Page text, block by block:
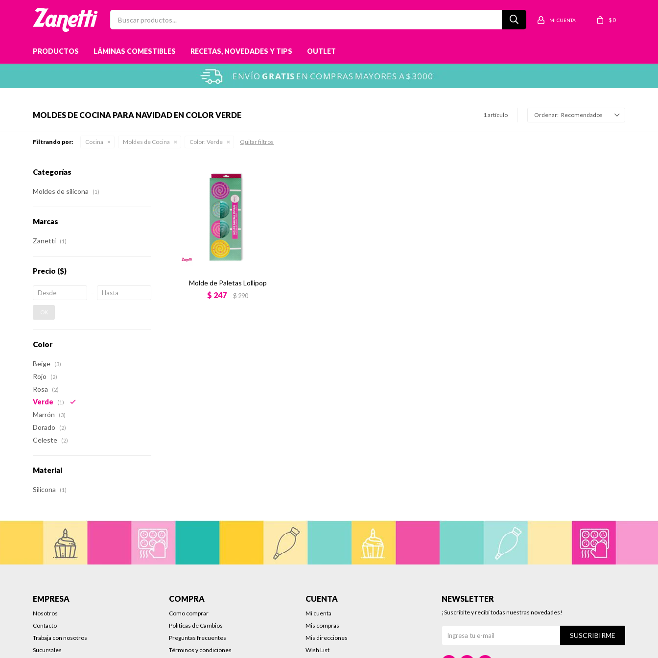
PRODUCTOS LÁMINAS COMESTIBLES RECETAS, NOVEDADES Y TIPS OUTLET
$ 0
MOLDES DE COCINA PARA NAVIDAD EN COLOR VERDE 1 artículo Recomendados
Filtrando por: Cocina Moldes de Cocina Color: Verde Quitar filtros
Molde de Paletas Lollipop
$ 247 $290
Categorías
Moldes de silicona (1)
Marcas
Zanetti (1)
Precio ($)
OK
Color
Beige (3)
Rojo (2)
Rosa (2)
Verde (1)
Marrón (3)
Dorado (2)
Celeste (2)
Material
Silicona (1)
EMPRESA
Nosotros
Contacto
Trabaja con nosotros
Sucursales
COMPRA
Como comprar
Políticas de Cambios
Preguntas frecuentes
Términos y condiciones
CUENTA
Mi cuenta
Mis compras
Mis direcciones
Wish List
NEWSLETTER
¡Suscribite y recibí todas nuestras novedades!
SUSCRIBIRME